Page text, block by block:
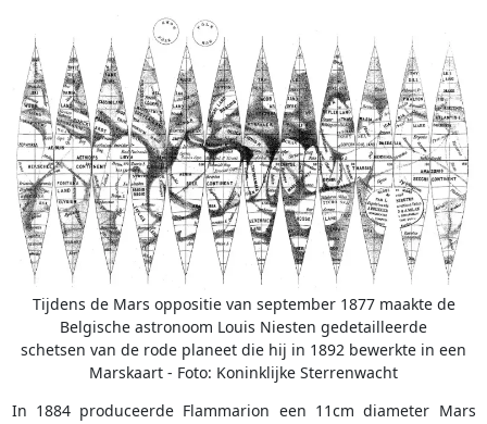
Tijdens de Mars oppositie van september 1877 maakte de
Belgische astronoom Louis Niesten gedetailleerde
schetsen van de rode planeet die hij in 1892 bewerkte in een
Marskaart - Foto: Koninklijke Sterrenwacht
In 1884 produceerde Flammarion een 11cm diameter Mars